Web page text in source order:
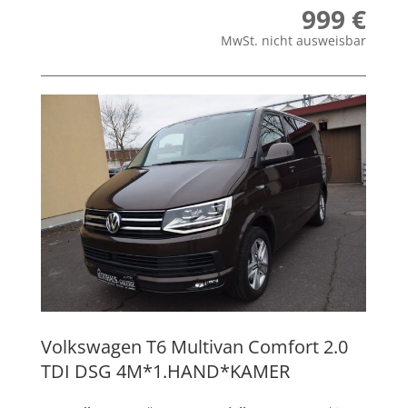
999 €
MwSt. nicht ausweisbar
Volkswagen T6 Multivan Comfort 2.0
TDI DSG 4M*1.HAND*KAMER